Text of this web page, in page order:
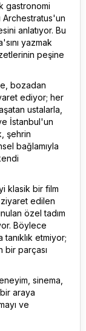
gastronomi
Archestratus'un
anlatıyor. Bu
yazmak
peşine
bozadan
ediyor; her
ustalarla,
İstanbul'un
şehrin
bağlamıyla
klasik bir film
edilen
özel tadım
Böylece
etmiyor;
bir parçası
sinema,
araya
ve